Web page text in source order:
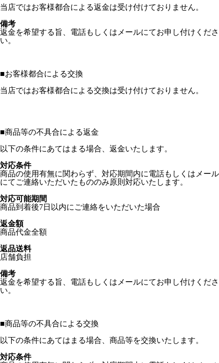
当店ではお客様都合による返金は受け付けておりません。
備考
返金を希望する旨、電話もしくはメールにてお申し付けくださ
い。
■お客様都合による交換
当店ではお客様都合による交換は受け付けておりません。
■商品等の不具合による返金
以下の条件にあてはまる場合、返金いたします。
対応条件
商品の使用有無に関わらず、対応期間内に電話もしくはメール
にてご連絡いただいたもののみ原則対応いたします。
対応可能期間
商品到着後7日以内にご連絡をいただいた場合
返金額
商品代金全額
返品送料
店舗負担
備考
返金を希望する旨、電話もしくはメールにてお申し付けくださ
い。
■商品等の不具合による交換
以下の条件にあてはまる場合、商品等を交換いたします。
対応条件